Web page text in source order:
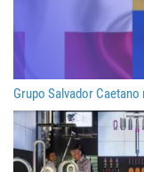
Grupo Salvador